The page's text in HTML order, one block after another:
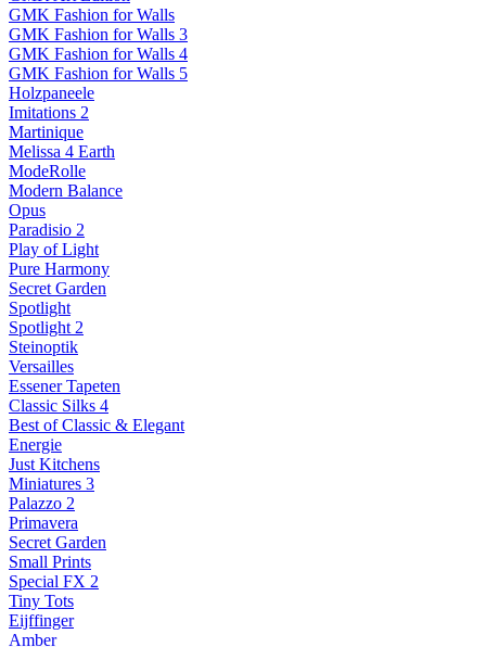
GMK Fashion for Walls
GMK Fashion for Walls 3
GMK Fashion for Walls 4
GMK Fashion for Walls 5
Holzpaneele
Imitations 2
Martinique
Melissa 4 Earth
ModeRolle
Modern Balance
Opus
Paradisio 2
Play of Light
Pure Harmony
Secret Garden
Spotlight
Spotlight 2
Steinoptik
Versailles
Essener Tapeten
Classic Silks 4
Best of Classic & Elegant
Energie
Just Kitchens
Miniatures 3
Palazzo 2
Primavera
Secret Garden
Small Prints
Special FX 2
Tiny Tots
Eijffinger
Amber